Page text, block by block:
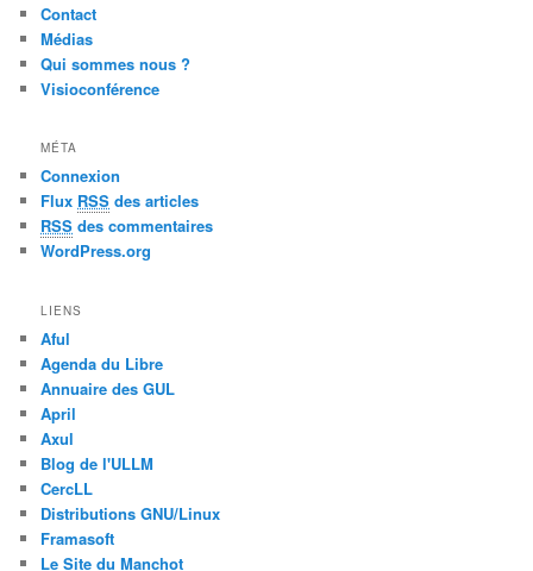
Contact
Médias
Qui sommes nous ?
Visioconférence
MÉTA
Connexion
Flux RSS des articles
RSS des commentaires
WordPress.org
LIENS
Aful
Agenda du Libre
Annuaire des GUL
April
Axul
Blog de l'ULLM
CercLL
Distributions GNU/Linux
Framasoft
Le Site du Manchot